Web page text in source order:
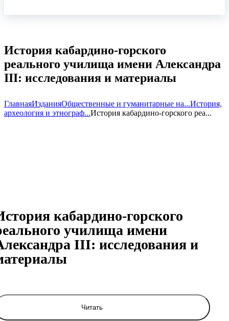
ГлавнаяИзданияОбщественные и гуманитарные на...История,
археология и этнограф...История кабардино-горского реа...
История кабардино-горского
реального училища имени Александра
III: исследования и материалы
кабардино-горского
училища имени
III: исследования и
Читать